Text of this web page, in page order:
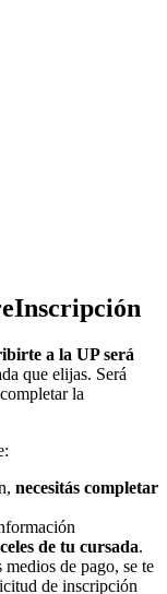
a la UP será
que elijas. Será
la
necesitás completar
de tu cursada.
de pago, se te
de inscripción